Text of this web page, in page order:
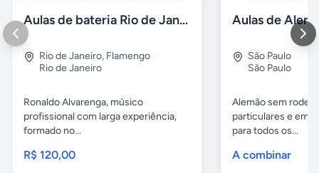
Aulas de bateria Rio de Janeiro
Rio de Janeiro, Flamengo
Rio de Janeiro
Ronaldo Alvarenga, músico
profissional com larga experiência,
formado no...
R$ 120,00
São Paulo
São Paulo
Alemão sem
particulares e em
para todos os...
A combinar